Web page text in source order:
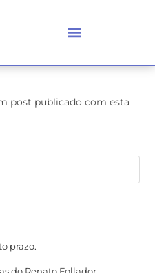
post publicado com esta
prazo.